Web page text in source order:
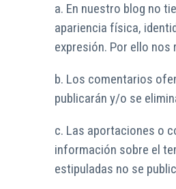
a. En nuestro blog no
apariencia física,
expresión. Por ello
b. Los comentarios
publicarán y/o se
c. Las aportaciones o
información sobre el
estipuladas no se